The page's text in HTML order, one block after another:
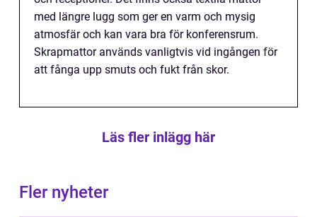
med längre lugg som ger en varm och mysig
atmosfär och kan vara bra för konferensrum.
Skrapmattor används vanligtvis vid ingången för
att fånga upp smuts och fukt från skor.
Läs fler inlägg här
Fler nyheter